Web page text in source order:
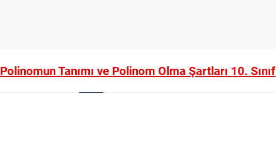
Polinomun Tanımı ve Polinom Olma Şartları 10. Sınıf